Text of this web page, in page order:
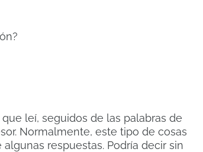
leí, seguidos de las palabras de
Normalmente, este tipo de cosas
respuestas. Podría decir sin